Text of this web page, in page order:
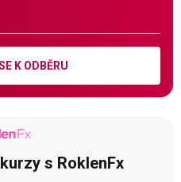
K ODBĚRU
s RoklenFx